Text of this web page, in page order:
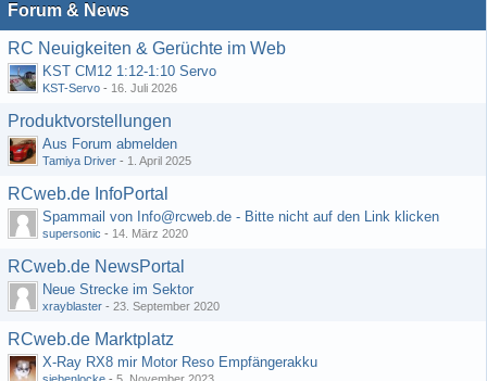
Forum & News
RC Neuigkeiten & Gerüchte im Web
KST CM12 1:12-1:10 Servo
KST-Servo - 16. Juli 2026
Produktvorstellungen
Aus Forum abmelden
Tamiya Driver - 1. April 2025
RCweb.de InfoPortal
Spammail von Info@rcweb.de - Bitte nicht auf den Link klicken
supersonic - 14. März 2020
RCweb.de NewsPortal
Neue Strecke im Sektor
xrayblaster - 23. September 2020
RCweb.de Marktplatz
X-Ray RX8 mir Motor Reso Empfängerakku